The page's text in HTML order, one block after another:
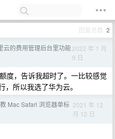
回复总数 2
云的费用管理后台里功能2022 年 1 月
9 日
度，告诉我超时了。一比较感觉
所以我选了华为云。
Mac Safari 浏览器单标 2021 年 12
月 12 日